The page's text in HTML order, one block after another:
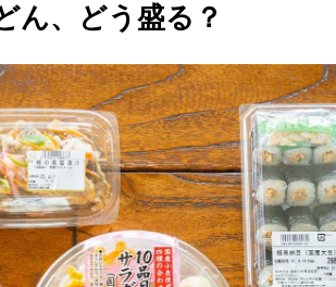
ん、どう盛る？